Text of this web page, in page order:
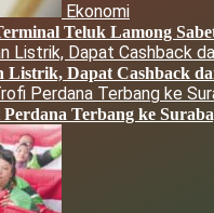
Ekonomi
Teluk Lamong
Dapat Cashback
Terbang ke